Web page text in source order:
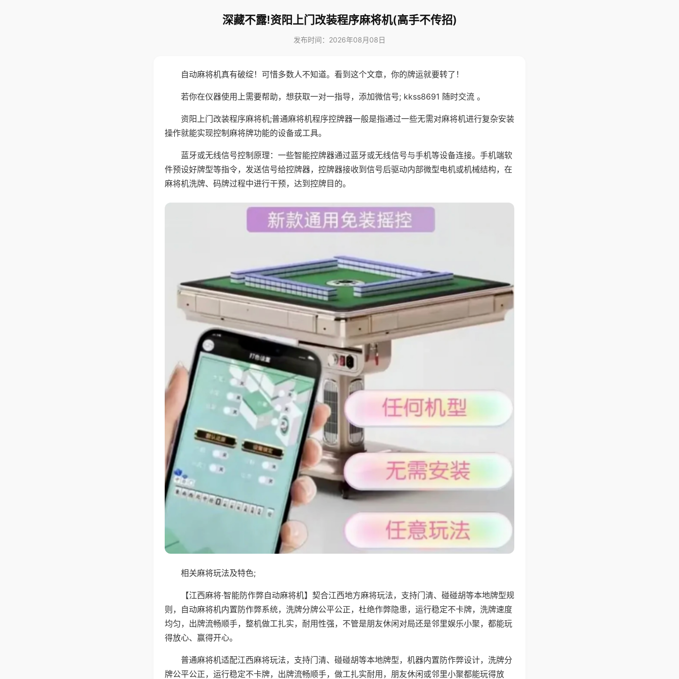
深藏不露!资阳上门改装程序麻将机(高手不传招)
发布时间：2026年08月08日
自动麻将机真有破绽！可惜多数人不知道。看到这个文章，你的牌运就要转了！
若你在仪器使用上需要帮助，想获取一对一指导，添加微信号; kkss8691 随时交流 。
资阳上门改装程序麻将机;普通麻将机程序控牌器一般是指通过一些无需对麻将机进行复杂安装
操作就能实现控制麻将牌功能的设备或工具。
蓝牙或无线信号控制原理：一些智能控牌器通过蓝牙或无线信号与手机等设备连接。手机端软
件预设好牌型等指令，发送信号给控牌器，控牌器接收到信号后驱动内部微型电机或机械结构，在
麻将机洗牌、码牌过程中进行干预，达到控牌目的。
相关麻将玩法及特色;
【江西麻将·智能防作弊自动麻将机】契合江西地方麻将玩法，支持门清、碰碰胡等本地牌型规
则，自动麻将机内置防作弊系统，洗牌分牌公平公正，杜绝作弊隐患，运行稳定不卡牌，洗牌速度
均匀，出牌流畅顺手，整机做工扎实，耐用性强，不管是朋友休闲对局还是邻里娱乐小聚，都能玩
得放心、赢得开心。
普通麻将机适配江西麻将玩法，支持门清、碰碰胡等本地牌型，机器内置防作弊设计，洗牌分
牌公平公正，运行稳定不卡牌，出牌流畅顺手，做工扎实耐用，朋友休闲或邻里小聚都能玩得放